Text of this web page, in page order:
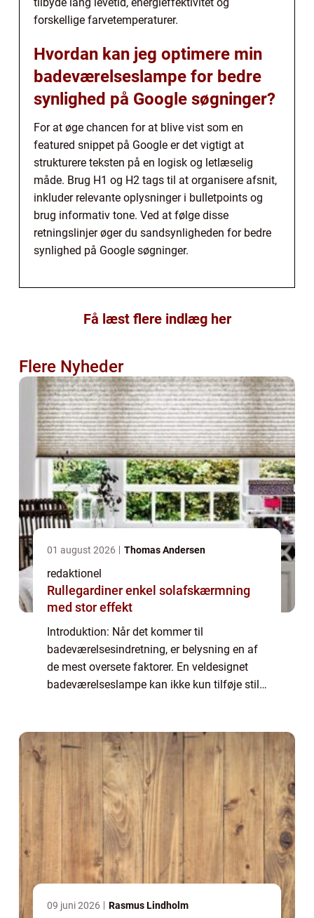
forskellige farvetemperaturer.
Hvordan kan jeg optimere min
badeværelseslampe for bedre
synlighed på Google søgninger?
For at øge chancen for at blive vist som en
featured snippet på Google er det vigtigt at
strukturere teksten på en logisk og letlæselig
måde. Brug H1 og H2 tags til at organisere afsnit,
inkluder relevante oplysninger i bulletpoints og
brug informativ tone. Ved at følge disse
retningslinjer øger du sandsynligheden for bedre
synlighed på Google søgninger.
Få læst flere indlæg her
Flere Nyheder
01 august 2026 Thomas Andersen
redaktionel
Rullegardiner enkel solafskærmning
med stor effekt
Introduktion: Når det kommer til
badeværelsesindretning, er belysning en af
de mest oversete faktorer. En veldesignet
badeværelseslampe kan ikke kun tilføje stil
ba...
09 juni 2026 Rasmus Lindholm